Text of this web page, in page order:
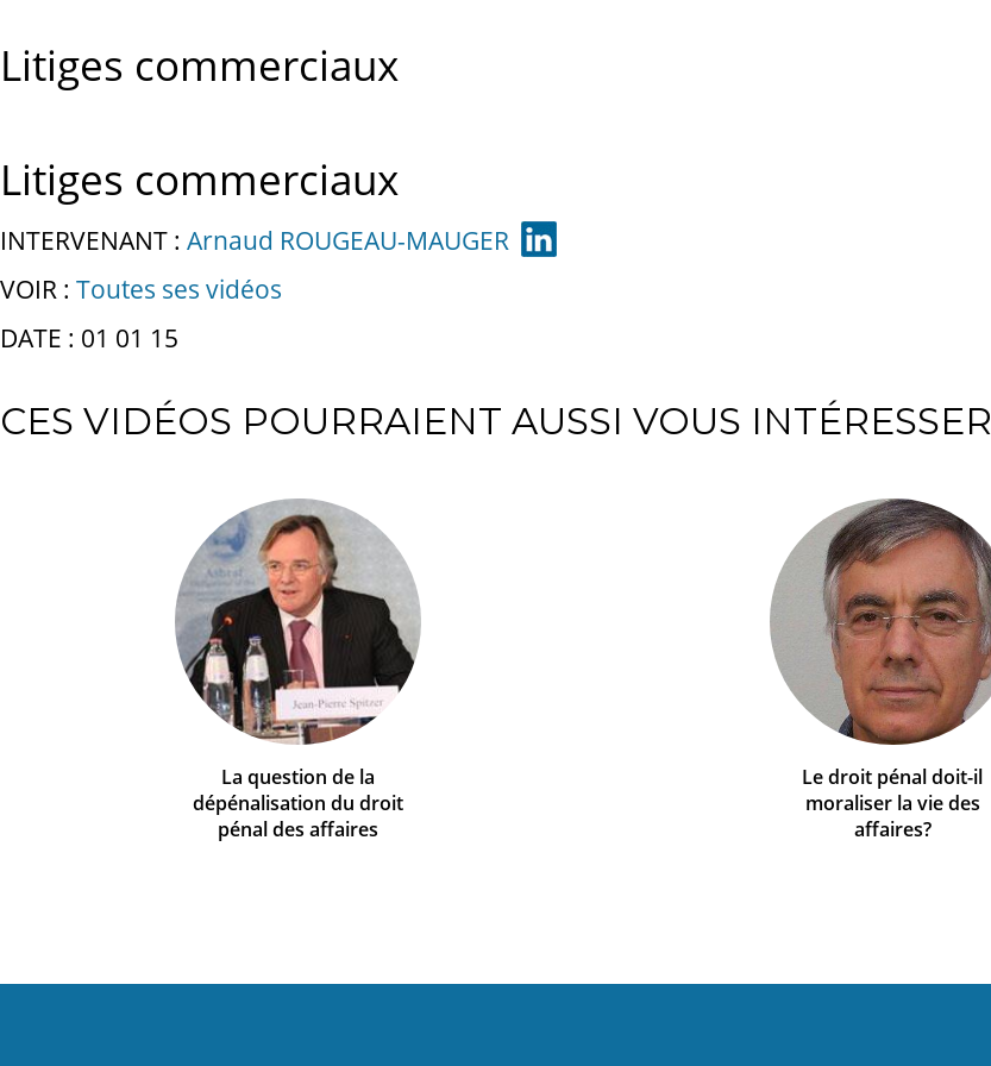
Litiges commerciaux
Litiges commerciaux
INTERVENANT : Arnaud ROUGEAU-MAUGER
VOIR : Toutes ses vidéos
DATE : 01 01 15
CES VIDÉOS POURRAIENT AUSSI VOUS INTÉRESSER
La question de la
dépénalisation du droit
pénal des affaires
Le droit pénal doit-il
moraliser la vie des
affaires?